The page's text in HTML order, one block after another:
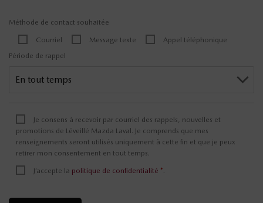
Méthode de contact souhaitée
Courriel Message texte
Appel téléphonique
Période de rappel
Je consens à recevoir par courriel des rappels, nouvelles et
promotions de Léveillé Mazda Laval. Je comprends que mes
renseignements seront utilisés uniquement à cette fin et que je peux
retirer mon consentement en tout temps.
J’accepte la politique de confidentialité *.